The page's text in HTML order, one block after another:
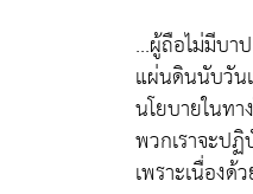
...ผู้ถือไม่มีบา
แผ่นดินนับวั
นโยบายในท
พวกเราจะป
เพราะเนื่องด้